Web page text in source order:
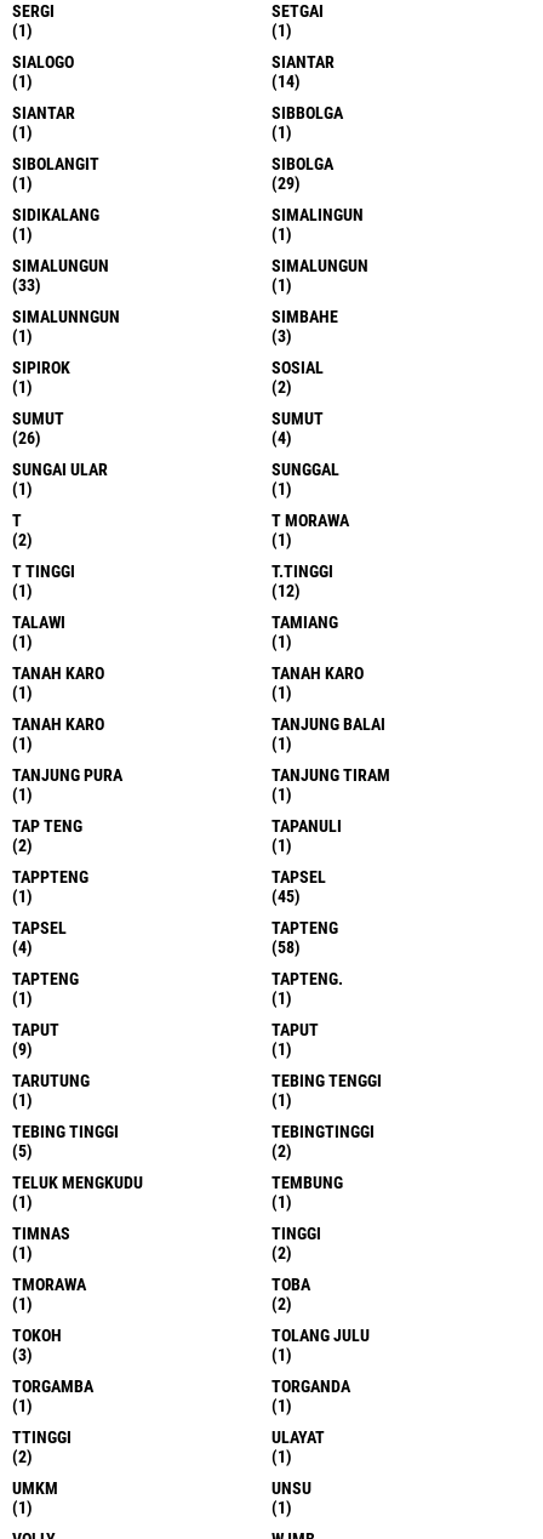
SERGI
(1)
SETGAI
(1)
SIALOGO
(1)
SIANTAR
(14)
SIANTAR
(1)
SIBBOLGA
(1)
SIBOLANGIT
(1)
SIBOLGA
(29)
SIDIKALANG
(1)
SIMALINGUN
(1)
SIMALUNGUN
(33)
SIMALUNGUN
(1)
SIMALUNNGUN
(1)
SIMBAHE
(3)
SIPIROK
(1)
SOSIAL
(2)
SUMUT
(26)
SUMUT
(4)
SUNGAI ULAR
(1)
SUNGGAL
(1)
T
(2)
T MORAWA
(1)
T TINGGI
(1)
T.TINGGI
(12)
TALAWI
(1)
TAMIANG
(1)
TANAH KARO
(1)
TANAH KARO
(1)
TANAH KARO
(1)
TANJUNG BALAI
(1)
TANJUNG PURA
(1)
TANJUNG TIRAM
(1)
TAP TENG
(2)
TAPANULI
(1)
TAPPTENG
(1)
TAPSEL
(45)
TAPSEL
(4)
TAPTENG
(58)
TAPTENG
(1)
TAPTENG.
(1)
TAPUT
(9)
TAPUT
(1)
TARUTUNG
(1)
TEBING TENGGI
(1)
TEBING TINGGI
(5)
TEBINGTINGGI
(2)
TELUK MENGKUDU
(1)
TEMBUNG
(1)
TIMNAS
(1)
TINGGI
(2)
TMORAWA
(1)
TOBA
(2)
TOKOH
(3)
TOLANG JULU
(1)
TORGAMBA
(1)
TORGANDA
(1)
TTINGGI
(2)
ULAYAT
(1)
UMKM
(1)
UNSU
(1)